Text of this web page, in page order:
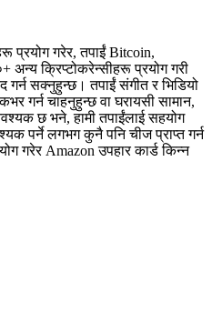
प्रयोग गरेर, तपाईं Bitcoin,
अन्य क्रिप्टोकरेन्सीहरू प्रयोग गरी
सक्नुहुन्छ। तपाईं संगीत र भिडियो
गर्न चाहनुहुन्छ वा घरायसी सामान,
छ भने, हामी तपाईंलाई सहयोग
पर्ने लगभग कुनै पनि चीज प्राप्त गर्न
गरेर Amazon उपहार कार्ड किन्न